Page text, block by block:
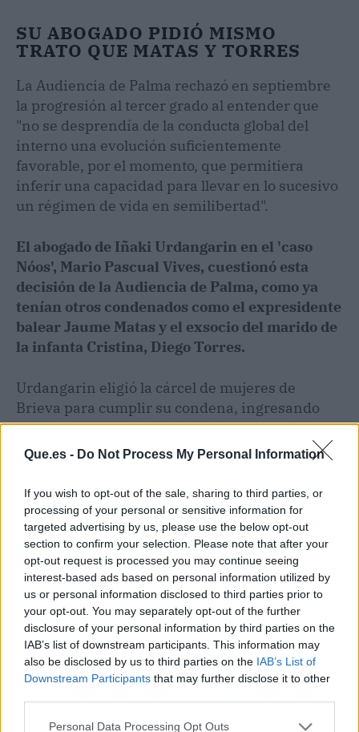
Que.es - Do Not Process My Personal Information
If you wish to opt-out of the sale, sharing to third parties, or
processing of your personal or sensitive information for
targeted advertising by us, please use the below opt-out
section to confirm your selection. Please note that after your
opt-out request is processed you may continue seeing
interest-based ads based on personal information utilized by
us or personal information disclosed to third parties prior to
your opt-out. You may separately opt-out of the further
disclosure of your personal information by third parties on the
IAB’s list of downstream participants. This information may
also be disclosed by us to third parties on the IAB’s List of
Downstream Participants that may further disclose it to other
Personal Data Processing Opt Outs
SU ABOGADO PIDIÓ MISMO
TRATO QUE MATAS Y TORRES
La Audiencia de Palma rechazó en septiembre
la progresión al tercer grado al entender que
"no se desprendía de la conducta global del
interno una evolución suficientemente
favorable, por el momento, que permitiera
inferir una capacidad para llevar en lo sucesivo
un régimen de vida en semilibertad".
El abogado de Iñaki Urdangarin en el 'caso
Nóos', Mario Pascual Vives, cuestionó esta
decisión de la Audiencia de Palma, como ya
tenían otros condenados como el expresidente
balear Jaume Matas y el exsocio del marido de
la infanta Cristina, Diego Torres.
Urdangarin eligió la cárcel de mujeres de
Brieva para cumplir su condena, ingresando
por primera vez el 18 de junio de 2018. Desde
entonces ha disfrutado de varios permisos pese
internos, por la pandemia de COVID-19.
Artículo anterior
La hostelería, centros
comerciales y
gimnasios de Segovia y
Ávila podrán reabrir
desde el 27-N
Artículo siguiente
Senado rechaza
medidas del PP contra la
pobreza energética